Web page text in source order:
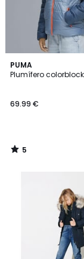
PUMA
Plumífero
69.99 €
5
/
5
/